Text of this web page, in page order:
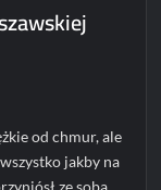
od chmur, ale
jakby na
ze sobą